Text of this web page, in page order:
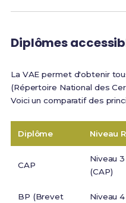
Diplômes
La VAE permet d'obtenir
(Répertoire National des
Voici un comparatif des
Diplôme Niveau
CAP
Niveau 3
(CAP)
BP (Brevet
Niveau 4